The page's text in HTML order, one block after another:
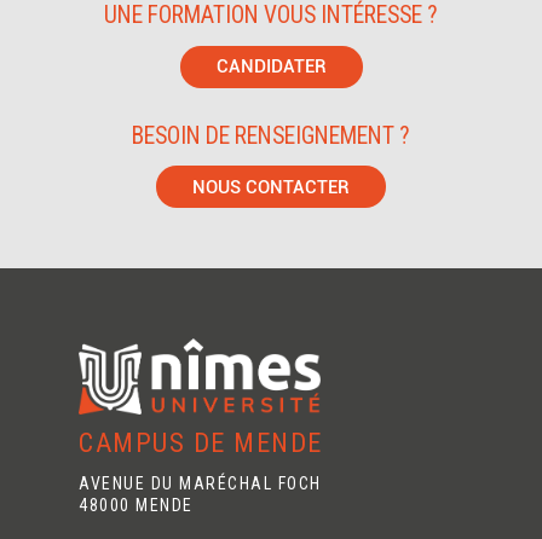
UNE FORMATION VOUS INTÉRESSE ?
CANDIDATER
BESOIN DE RENSEIGNEMENT ?
NOUS CONTACTER
CAMPUS DE MENDE
AVENUE DU MARÉCHAL FOCH
48000 MENDE